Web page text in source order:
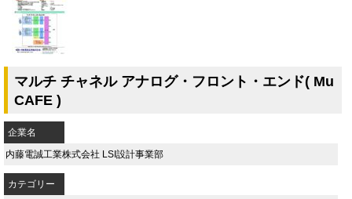
マルチ チャネル アナログ・フロント・エンド( Mu
CAFE )
企業名
内藤電誠工業株式会社 LSI設計事業部
カテゴリー